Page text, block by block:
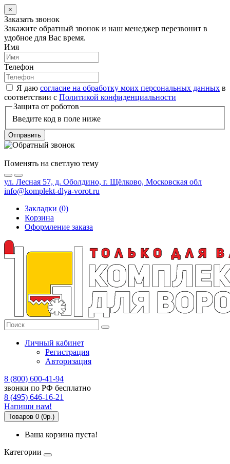
×
Заказать звонок
Закажите обратный звонок и наш менеджер перезвонит в
удобное для Вас время.
Имя
Телефон
Я даю согласие на обработку моих персональных данных в
соответствии с Политикой конфиденциальности
Защита от роботов
Введите код в поле ниже
Отправить
Поменять на светлую тему
ул. Лесная 57, д. Оболдино, г. Щёлково, Московская обл
info@komplekt-dlya-vorot.ru
Закладки (0)
Корзина
Оформление заказа
Личный кабинет
Регистрация
Авторизация
8 (800) 600-41-94
звонки по РФ бесплатно
8 (495) 646-16-21
Напиши нам!
Товаров 0 (0р.)
Ваша корзина пуста!
Категории